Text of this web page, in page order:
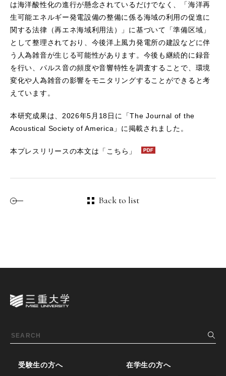
は海洋酸性化の進行が懸念されているだけでなく、「海洋再
生可能エネルギー発電設備の整備に係る海域の利用の促進に
関する法律（再エネ海域利用法）」に基づいて「準備区域」
として整理されており、今後洋上風力発電所の建設などに伴
う人為雑音が生じる可能性があります。今後も継続的に録音
を行い、パルス音の頻度や音響特性を調査することで、環境
変化や人為雑音の影響をモニタリングすることができると考
えています。
本研究成果は、2026年5月18日に「The Journal of the
Acoustical Society of America」に掲載されました。
本プレスリリースの本文は 「こちら」
Back to list
受験生の方へ 在学生の方へ